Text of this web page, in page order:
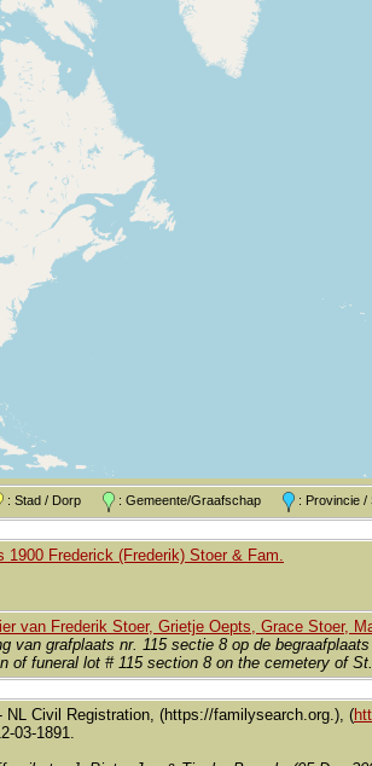
: Stad / Dorp : Gemeente/Graafschap : Provincie
1900 Frederick (Frederik) Stoer & Fam.
van Frederik Stoer, Grietje Oepts, Grace Stoer,
van grafplaats nr. 115 sectie 8 op de
of funeral lot # 115 section 8 on the cemetery of
NL Civil Registration, (https://familysearch.org.), (
03-1891.